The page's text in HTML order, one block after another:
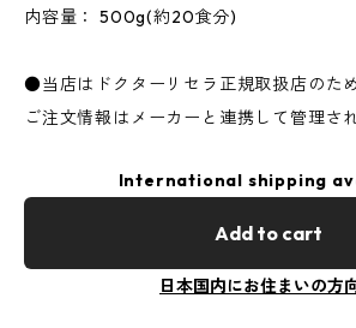
内容量： 500g(約20食分)
●当店はドクターリセラ正規取扱店のため
ご注文情報はメーカーと連携して管理さ
International shipping
Add to cart
日本国内にお住まいの方